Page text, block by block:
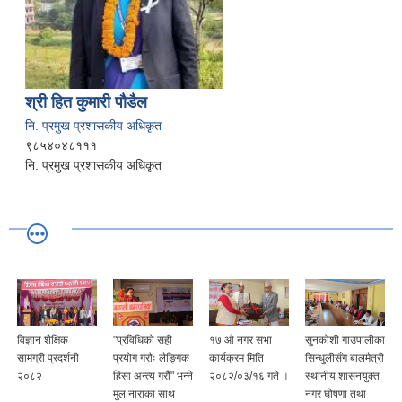
श्री हित कुमारी पौडैल
नि. प्रमुख प्रशासकीय अधिकृत
९८५४०४८१११
नि. प्रमुख प्रशासकीय अधिकृत
विज्ञान शैक्षिक
सामग्री प्रदर्शनी
२०८२
"प्रविधिको सही
प्रयोग गरौः लैङ्गिक
हिंसा अन्त्य गरौं" भन्ने
मुल नाराका साथ
१७ औ नगर सभा
कार्यक्रम मिति
२०८२/०३/१६ गते ।
सुनकोशी गाउपालीका
सिन्धुलीसँग बालमैत्री
स्थानीय शासनयुक्त
नगर घोषणा तथा